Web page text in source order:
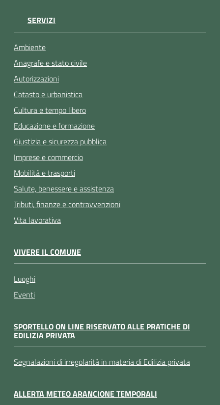
SERVIZI
Ambiente
Anagrafe e stato civile
Autorizzazioni
Catasto e urbanistica
Cultura e tempo libero
Educazione e formazione
Giustizia e sicurezza pubblica
Imprese e commercio
Mobilità e trasporti
Salute, benessere e assistenza
Tributi, finanze e contravvenzioni
Vita lavorativa
VIVERE IL COMUNE
Luoghi
Eventi
SPORTELLO ON LINE RISERVATO ALLE PRATICHE DI
EDILIZIA PRIVATA
Segnalazioni di irregolarità in materia di Edilizia privata
ALLERTA METEO ARANCIONE TEMPORALI